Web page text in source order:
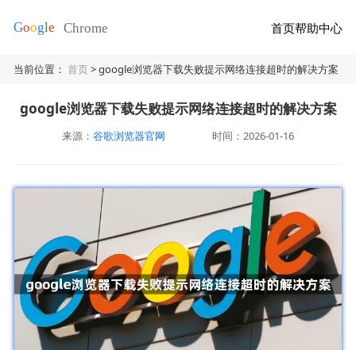
首页帮助中心
当前位置：首页> google浏览器下载失败提示网络连接超时的解决方案
google浏览器下载失败提示网络连接超时的解决方案
来源： 谷歌浏览器官网 时间：2026-01-16